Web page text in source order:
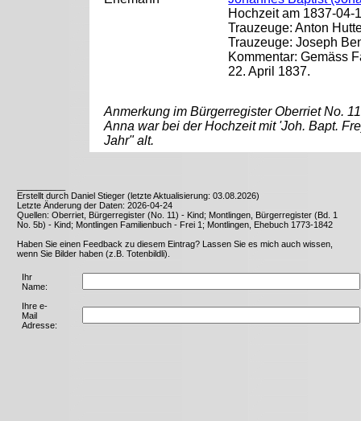
Hochzeit am 1837-04-
Trauzeuge: Anton
Trauzeuge: Joseph
Kommentar: Gemäss
22. April 1837.
Anmerkung im Bürgerregister Oberriet No.
Anna war bei der Hochzeit mit 'Joh. Bapt.
Jahr" alt.
Erstellt durch Daniel Stieger (letzte Aktualisierung: 03.08.2026)
Letzte Änderung der Daten: 2026-04-24
Quellen: Oberriet, Bürgerregister (No. 11) - Kind; Montlingen, Bürgerregister (Bd. 1
No. 5b) - Kind; Montlingen Familienbuch - Frei 1; Montlingen, Ehebuch 1773-1842
Haben Sie einen Feedback zu diesem Eintrag? Lassen Sie es mich auch wissen,
wenn Sie Bilder haben (z.B. Totenbildli).
Ihr
Name:
Ihre e-
Mail
Adresse: